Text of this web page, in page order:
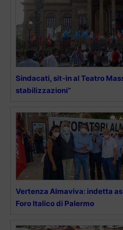
Sindacati, sit-in al Teatro
stabilizzazioni”
Vertenza Almaviva: indetta
Foro Italico di Palermo